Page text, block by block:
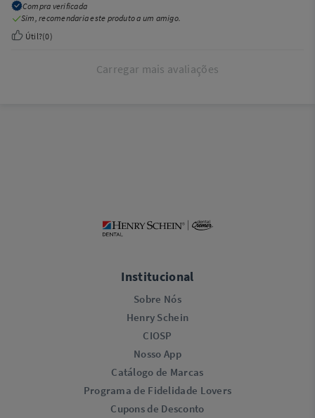
Compra verificada
Sim, recomendaria este produto a um amigo.
Útil?(0)
Carregar mais avaliações
Institucional
Sobre Nós
Henry Schein
CIOSP
Nosso App
Catálogo de Marcas
Programa de Fidelidade Lovers​
Cupons de Desconto